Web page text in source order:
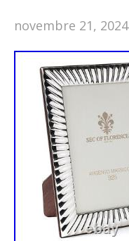
novembre 21,